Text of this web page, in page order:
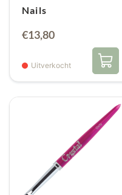
Nails
€13,80
Uitverkocht